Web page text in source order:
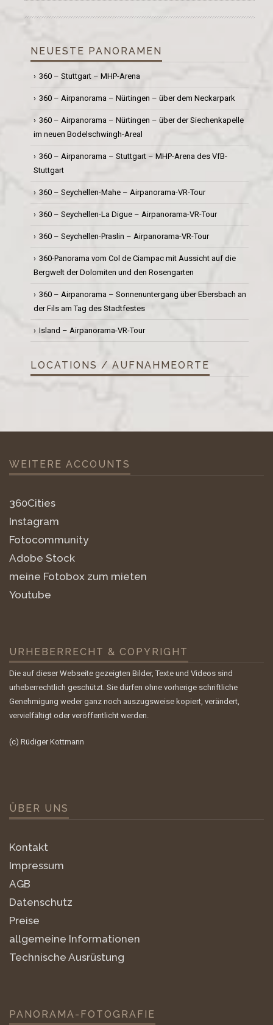
NEUESTE PANORAMEN
360 – Stuttgart – MHP-Arena
360 – Airpanorama – Nürtingen – über dem Neckarpark
360 – Airpanorama – Nürtingen – über der Siechenkapelle
im neuen Bodelschwingh-Areal
360 – Airpanorama – Stuttgart – MHP-Arena des VfB-
Stuttgart
360 – Seychellen-Mahe – Airpanorama-VR-Tour
360 – Seychellen-La Digue – Airpanorama-VR-Tour
360 – Seychellen-Praslin – Airpanorama-VR-Tour
360-Panorama vom Col de Ciampac mit Aussicht auf die
Bergwelt der Dolomiten und den Rosengarten
360 – Airpanorama – Sonnenuntergang über Ebersbach an
der Fils am Tag des Stadtfestes
Island – Airpanorama-VR-Tour
LOCATIONS / AUFNAHMEORTE
WEITERE ACCOUNTS
360Cities
Instagram
Fotocommunity
Adobe Stock
meine Fotobox zum mieten
Youtube
URHEBERRECHT & COPYRIGHT
Die auf dieser Webseite gezeigten Bilder, Texte und Videos sind
urheberrechtlich geschützt. Sie dürfen ohne vorherige schriftliche
Genehmigung weder ganz noch auszugsweise kopiert, verändert,
vervielfältigt oder veröffentlicht werden.
(c) Rüdiger Kottmann
ÜBER UNS
Kontakt
Impressum
AGB
Datenschutz
Preise
allgemeine Informationen
Technische Ausrüstung
PANORAMA-FOTOGRAFIE